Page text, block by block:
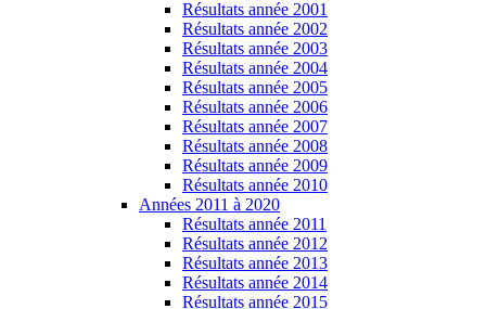
Résultats année 2001
Résultats année 2002
Résultats année 2003
Résultats année 2004
Résultats année 2005
Résultats année 2006
Résultats année 2007
Résultats année 2008
Résultats année 2009
Résultats année 2010
Années 2011 à 2020
Résultats année 2011
Résultats année 2012
Résultats année 2013
Résultats année 2014
Résultats année 2015